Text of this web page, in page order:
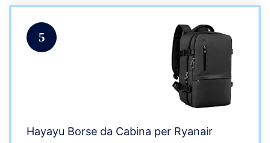
5
Hayayu Borse da Cabina per Ryanair